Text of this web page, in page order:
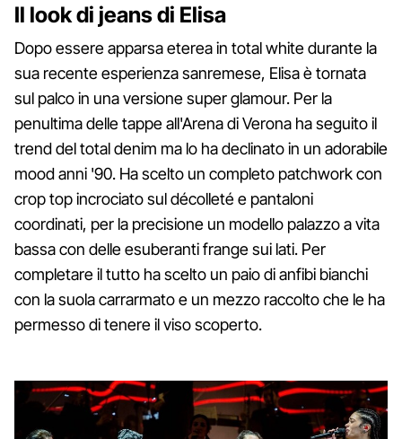
Il look di jeans di Elisa
Dopo essere apparsa eterea in total white durante la
sua recente esperienza sanremese, Elisa è tornata
sul palco in una versione super glamour. Per la
penultima delle tappe all'Arena di Verona ha seguito il
trend del total denim ma lo ha declinato in un adorabile
mood anni '90. Ha scelto un completo patchwork con
crop top incrociato sul décolleté e pantaloni
coordinati, per la precisione un modello palazzo a vita
bassa con delle esuberanti frange sui lati. Per
completare il tutto ha scelto un paio di anfibi bianchi
con la suola carrarmato e un mezzo raccolto che le ha
permesso di tenere il viso scoperto.